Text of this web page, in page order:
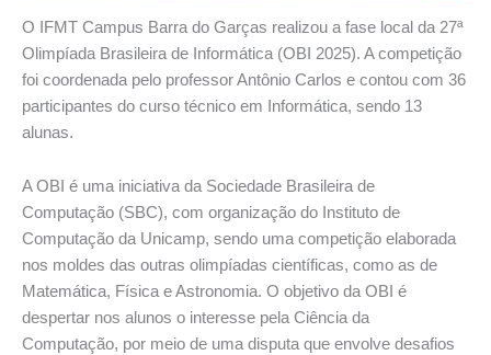
O IFMT Campus Barra do Garças realizou a fase local da 27ª
Olimpíada Brasileira de Informática (OBI 2025). A competição
foi coordenada pelo professor Antônio Carlos e contou com 36
participantes do curso técnico em Informática, sendo 13
alunas.
A OBI é uma iniciativa da Sociedade Brasileira de
Computação (SBC), com organização do Instituto de
Computação da Unicamp, sendo uma competição elaborada
nos moldes das outras olimpíadas científicas, como as de
Matemática, Física e Astronomia. O objetivo da OBI é
despertar nos alunos o interesse pela Ciência da
Computação, por meio de uma disputa que envolve desafios